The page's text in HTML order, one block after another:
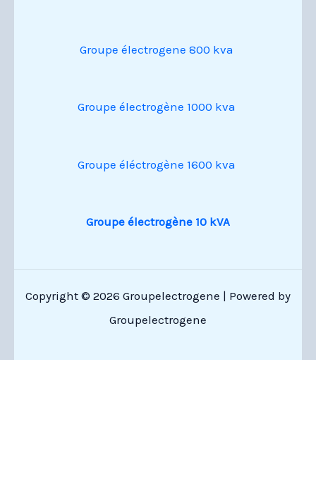
Groupe électrogene 800 kva
Groupe électrogène 1000 kva
Groupe éléctrogène 1600 kva
Groupe électrogène 10 kVA
Copyright © 2026 Groupelectrogene | Powered by
Groupelectrogene